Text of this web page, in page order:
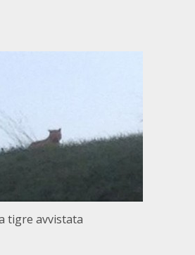
tigre avvistata